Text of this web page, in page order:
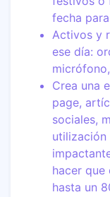
fecha
Activos y
ese día:
Crea una
page,
sociales,
hacer que
hasta un